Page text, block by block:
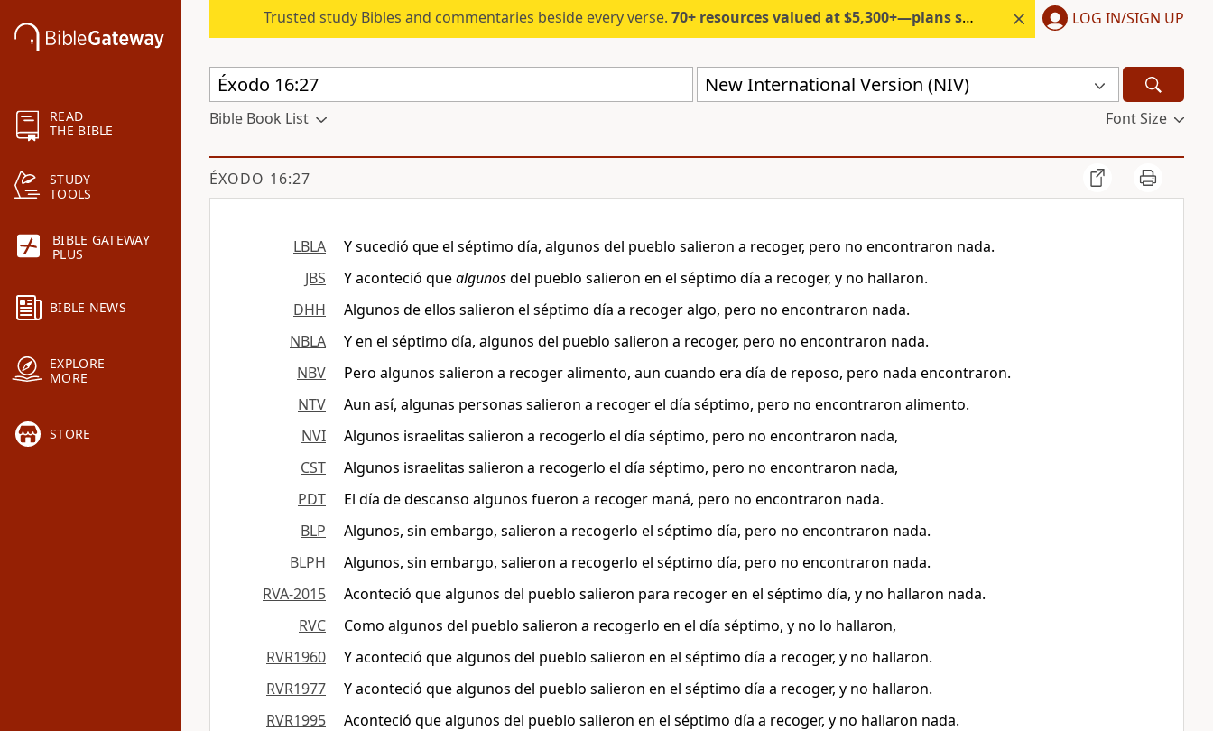
READ
THE BIBLE
STUDY
TOOLS
BIBLE GATEWAY
PLUS
BIBLE NEWS
EXPLORE
MORE
STORE
Trusted study Bibles and commentaries beside every verse. 70+ resources valued at $5,300+—plans start under $6/month. LOG IN/SIGN UP
New International Version (NIV)
Bible Book List Font Size
ÉXODO 16:27
LBLA
Y sucedió que el séptimo día, algunos del pueblo salieron a recoger, pero no encontraron nada.
JBS
Y aconteció quealgunosdel pueblo salieron en el séptimo día a recoger, y no hallaron.
DHH
Algunos de ellos salieron el séptimo día a recoger algo, pero no encontraron nada.
NBLA
Y en el séptimo día, algunos del pueblo salieron a recoger, pero no encontraron nada.
NBV
Pero algunos salieron a recoger alimento, aun cuando era día de reposo, pero nada encontraron.
NTV
Aun así, algunas personas salieron a recoger el día séptimo, pero no encontraron alimento.
NVI
Algunos israelitas salieron a recogerlo el día séptimo, pero no encontraron nada,
CST
Algunos israelitas salieron a recogerlo el día séptimo, pero no encontraron nada,
PDT
El día de descanso algunos fueron a recoger maná, pero no encontraron nada.
BLP
Algunos, sin embargo, salieron a recogerlo el séptimo día, pero no encontraron nada.
BLPH
Algunos, sin embargo, salieron a recogerlo el séptimo día, pero no encontraron nada.
RVA-2015
Aconteció que algunos del pueblo salieron para recoger en el séptimo día, y no hallaron nada.
RVC
Como algunos del pueblo salieron a recogerlo en el día séptimo, y no lo hallaron,
RVR1960
Y aconteció que algunos del pueblo salieron en el séptimo día a recoger, y no hallaron.
RVR1977
Y aconteció que algunos del pueblo salieron en el séptimo día a recoger, y no hallaron.
RVR1995
Aconteció que algunos del pueblo salieron en el séptimo día a recoger, y no hallaron nada.